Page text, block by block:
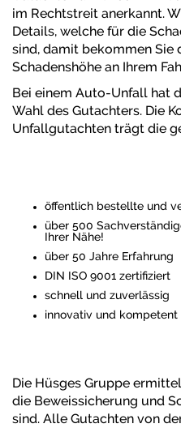
im Rechtstreit anerkannt.
Details, welche für die
sind, damit bekommen Sie
Schadenshöhe an Ihrem
Bei einem Auto-Unfall hat
Wahl des Gutachters. Die
Unfallgutachten trägt die
öffentlich bestellte und
über 500
Ihrer Nähe!
über 50 Jahre Erfahrung
DIN ISO 9001 zertifiziert
schnell und zuverlässig
innovativ und kompetent
Die Hüsges Gruppe
die Beweissicherung und
sind. Alle Gutachten von